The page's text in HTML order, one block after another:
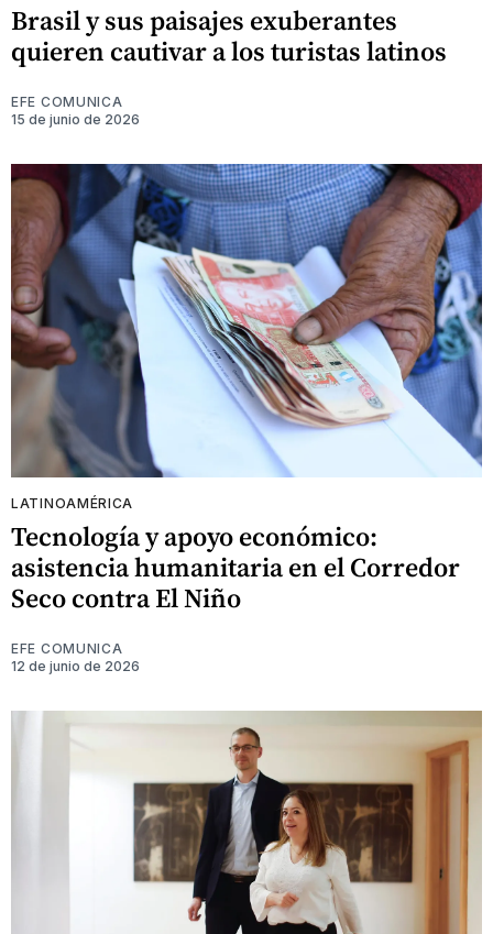
Brasil y sus paisajes exuberantes
quieren cautivar a los turistas latinos
EFE COMUNICA
15 de junio de 2026
LATINOAMÉRICA
Tecnología y apoyo económico:
asistencia humanitaria en el Corredor
Seco contra El Niño
EFE COMUNICA
12 de junio de 2026